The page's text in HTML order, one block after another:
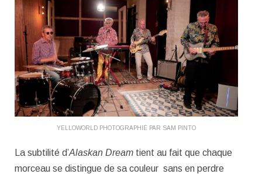
YELLOWORLD PHOTOGRAPHIÉ PAR SAM PINTO
La subtilité d’Alaskan Dream tient au fait que chaque
morceau se distingue de sa couleur sans en perdre